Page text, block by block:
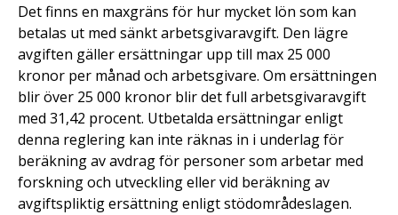
Det finns en maxgräns för hur mycket lön som kan
betalas ut med sänkt arbetsgivaravgift. Den lägre
avgiften gäller ersättningar upp till max 25 000
kronor per månad och arbetsgivare. Om ersättningen
blir över 25 000 kronor blir det full arbetsgivaravgift
med 31,42 procent. Utbetalda ersättningar enligt
denna reglering kan inte räknas in i underlag för
beräkning av avdrag för personer som arbetar med
forskning och utveckling eller vid beräkning av
avgiftspliktig ersättning enligt stödområdeslagen.